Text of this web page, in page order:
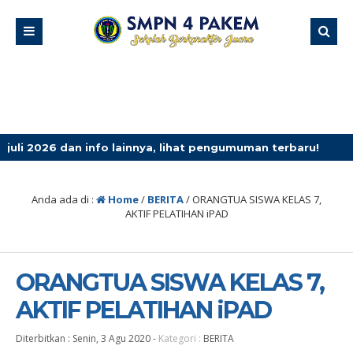
lainnya, lihat pengumuman terbaru! 3 minggu
Anda ada di : Home/ BERITA/ORANGTUA SISWA KELAS 7,
AKTIF PELATIHAN iPAD
ORANGTUA SISWA KELAS 7,
AKTIF PELATIHAN iPAD
Diterbitkan : Senin, 3 Agu 2020- Kategori : BERITA